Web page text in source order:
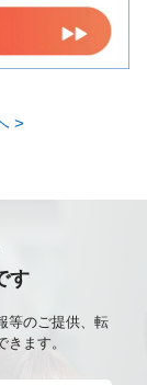
・クラウド
ティサービ
に関するネ
提案ならび
ティサービ
ネットワー
スの企画・
やコンサル
ただきま
>
す
等のご提供、転
ます。